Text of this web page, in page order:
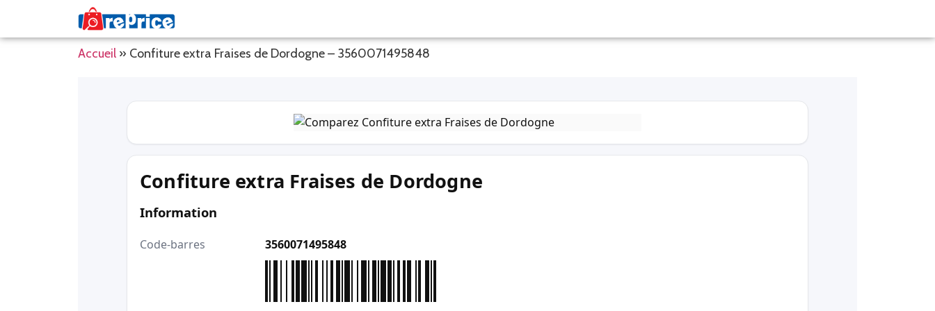
Accueil » Confiture extra Fraises de Dordogne – 3560071495848
Confiture extra Fraises de Dordogne
Information
Code-barres 3560071495848